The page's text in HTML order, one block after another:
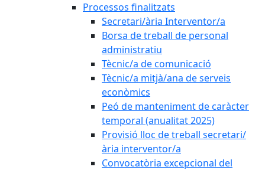
Processos finalitzats
Secretari/ària Interventor/a
Borsa de treball de personal
administratiu
Tècnic/a de comunicació
Tècnic/a mitjà/ana de serveis
econòmics
Peó de manteniment de caràcter
temporal (anualitat 2025)
Provisió lloc de treball secretari/
ària interventor/a
Convocatòria excepcional del